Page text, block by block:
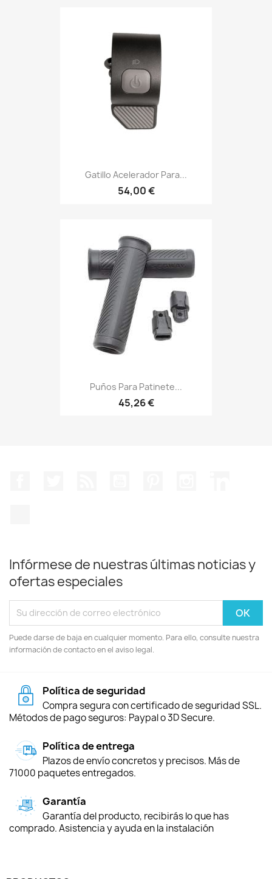
Gatillo Acelerador Para...
54,00 €
Puños Para Patinete...
45,26 €
Infórmese de nuestras últimas noticias y
ofertas especiales
Puede darse de baja en cualquier momento. Para ello, consulte nuestra
información de contacto en el aviso legal.
Política de seguridad
Compra segura con certificado de seguridad SSL.
Métodos de pago seguros: Paypal o 3D Secure.
Política de entrega
Plazos de envío concretos y precisos. Más de
71000 paquetes entregados.
Garantía
Garantía del producto, recibirás lo que has
comprado. Asistencia y ayuda en la instalación